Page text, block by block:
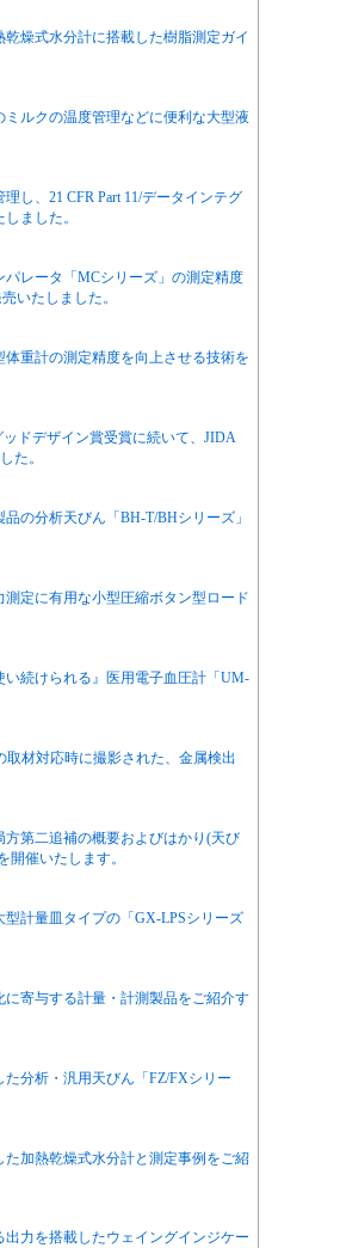
燥式水分計に搭載した樹脂測定ガイ
ミルクの温度管理などに便利な大型液
し、21 CFR Part 11/データインテグ
ました。
パレータ「MCシリーズ」の測定精度
いたしました。
体重計の測定精度を向上させる技術を
ドデザイン賞受賞に続いて、JIDA
た。
の分析天びん「BH-T/BHシリーズ」
測定に有用な小型圧縮ボタン型ロード
い続けられる』医用電子血圧計「UM-
取材対応時に撮影された、金属検出
方第二追補の概要およびはかり(天び
開催いたします。
型計量皿タイプの「GX-LPSシリーズ
に寄与する計量・計測製品をご紹介す
た分析・汎用天びん「FZ/FXシリー
た加熱乾燥式水分計と測定事例をご紹
出力を搭載したウェイングインジケー